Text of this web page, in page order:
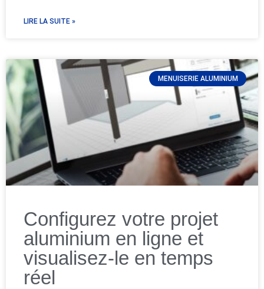
LIRE LA SUITE »
MENUISERIE ALUMINIUM
Configurez votre projet
aluminium en ligne et
visualisez-le en temps
réel